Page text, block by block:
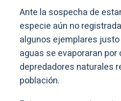
Ante la sospecha de
especie aún no
algunos ejemplares
aguas se evaporaran
depredadores naturales
población.